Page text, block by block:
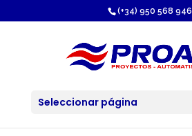
(+34) 950 568 946
Seleccionar página